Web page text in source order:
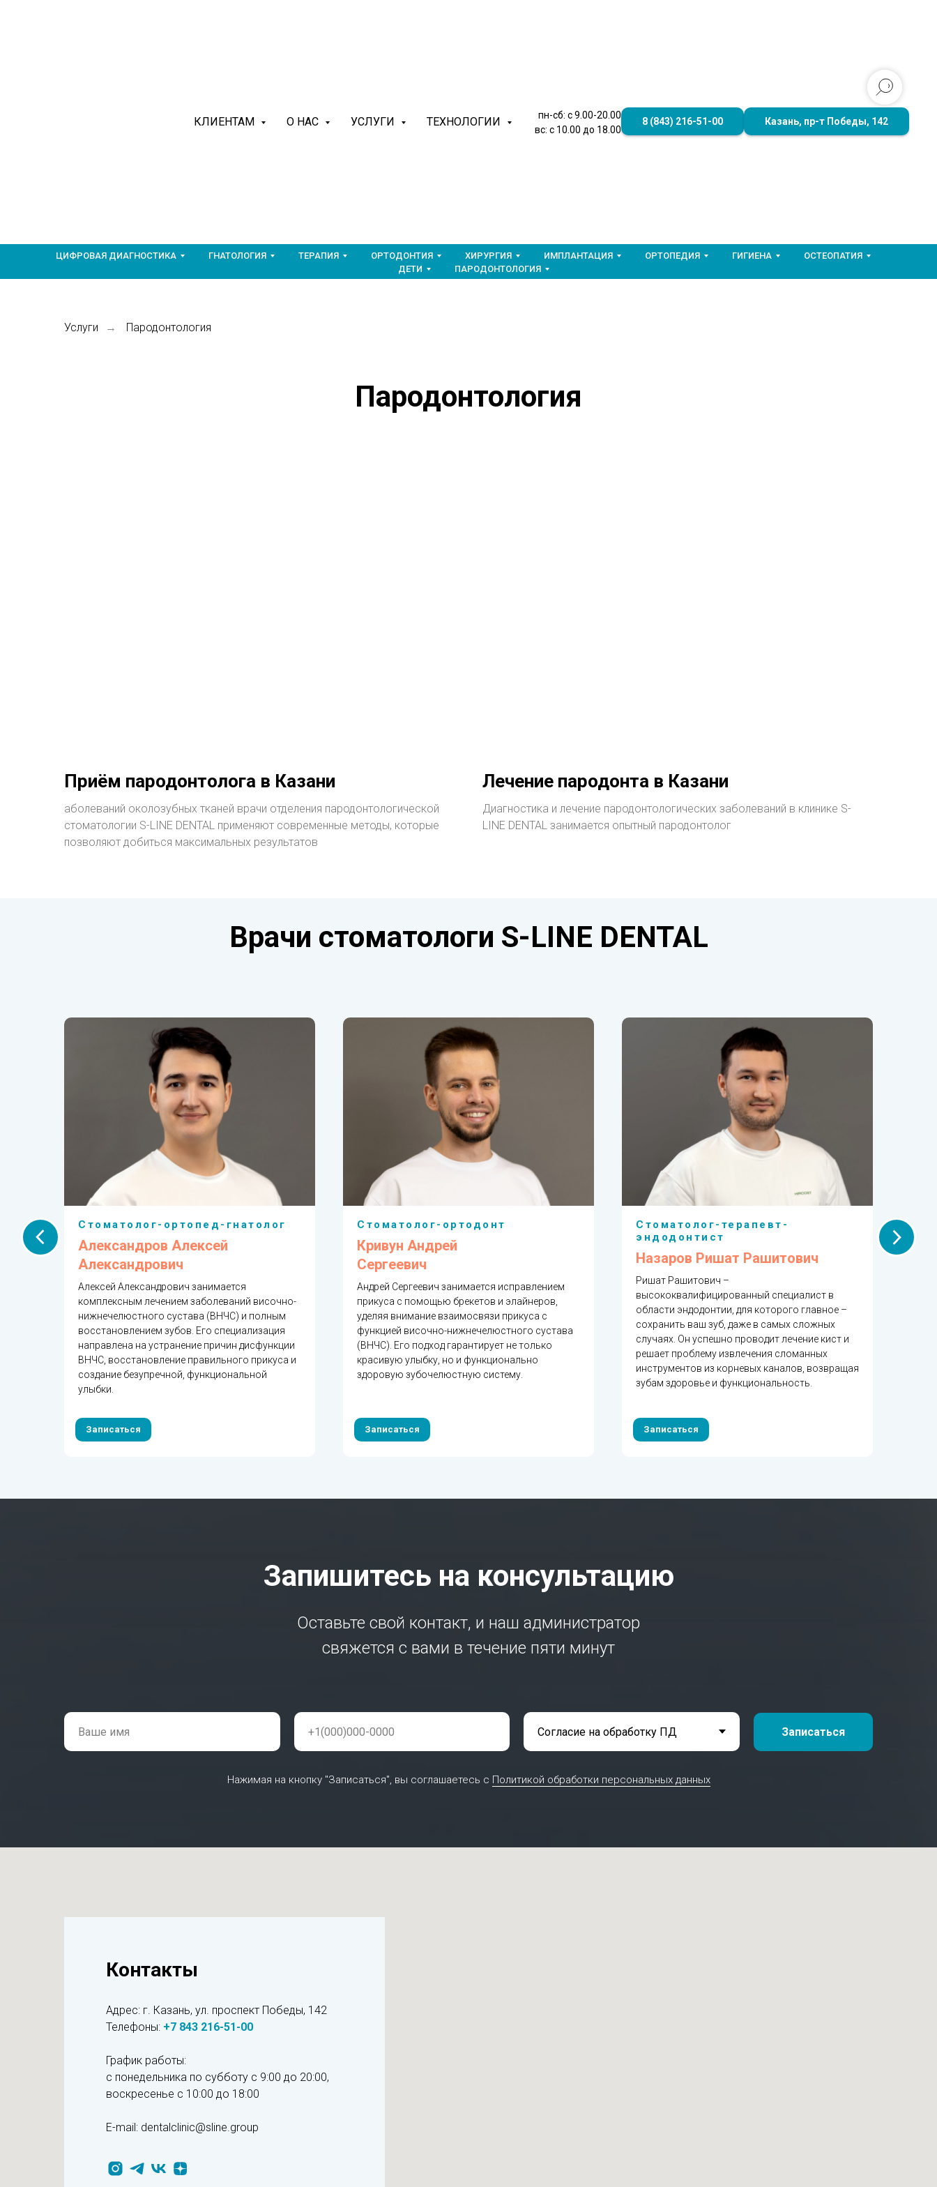
КЛИЕНТАМ О НАС УСЛУГИ ТЕХНОЛОГИИ
пн-сб: с 9.00-20.00
вс: с 10.00 до 18.00
8 (843) 216-51-00 Казань, пр-т Победы, 142
ЦИФРОВАЯ ДИАГНОСТИКА ГНАТОЛОГИЯ ТЕРАПИЯ ОРТОДОНТИЯ ХИРУРГИЯ ИМПЛАНТАЦИЯ ОРТОПЕДИЯ ГИГИЕНА
ОСТЕОПАТИЯ
ДЕТИ
ПАРОДОНТОЛОГИЯ
Услуги → Пародонтология
Пародонтология
Приём пародонтолога в Казани
аболеваний околозубных тканей врачи отделения пародонтологической
стоматологии S-LINE DENTAL применяют современные методы, которые
позволяют добиться максимальных результатов
Лечение пародонта в Казани
Диагностика и лечение пародонтологических заболеваний в клинике S-
LINE DENTAL занимается опытный пародонтолог
Врачи стоматологи S-LINE DENTAL
Стоматолог-ортопед-гнатолог
Александров Алексей
Александрович
Алексей Александрович занимается
комплексным лечением заболеваний височно-
нижнечелюстного сустава (ВНЧС) и полным
восстановлением зубов. Его специализация
направлена на устранение причин дисфункции
ВНЧС, восстановление правильного прикуса и
создание безупречной, функциональной
улыбки.
Записаться
Стоматолог-ортодонт
Кривун Андрей
Сергеевич
Андрей Сергеевич занимается исправлением
прикуса с помощью брекетов и элайнеров,
уделяя внимание взаимосвязи прикуса с
функцией височно-нижнечелюстного сустава
(ВНЧС). Его подход гарантирует не только
красивую улыбку, но и функционально
здоровую зубочелюстную систему.
Записаться
Стоматолог-терапевт-
эндодонтист
Назаров Ришат Рашитович
Ришат Рашитович –
высококвалифицированный специалист в
области эндодонтии, для которого главное –
сохранить ваш зуб, даже в самых сложных
случаях. Он успешно проводит лечение кист и
решает проблему извлечения сломанных
инструментов из корневых каналов, возвращая
зубам здоровье и функциональность.
Записаться
Запишитесь на консультацию
Оставьте свой контакт, и наш администратор
свяжется с вами в течение пяти минут
Записаться
Нажимая на кнопку "Записаться", вы соглашаетесь c Политикой обработки персональных данных
Контакты
Адрес: г. Казань, ул. проспект Победы, 142
Телефоны: +7 843 216-51-00
График работы:
с понедельника по субботу с 9:00 до 20:00,
воскресенье с 10:00 до 18:00
E-mail: dentalclinic@sline.group